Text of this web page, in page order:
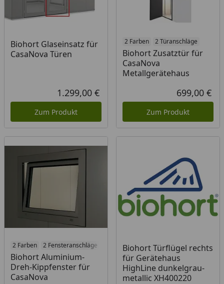
Biohort Glaseinsatz für
CasaNova Türen
Aktueller Preis
1.299,00 €
Zum Produkt
2 Farben 2 Türanschläge
Biohort Zusatztür für
CasaNova
Metallgerätehaus
699,00 €
Zum Produkt
2 Farben 2 Fensteranschläge
Biohort Aluminium-
Dreh-Kippfenster für
CasaNova
Biohort Türflügel rechts
für Gerätehaus
HighLine dunkelgrau-
metallic XH400220